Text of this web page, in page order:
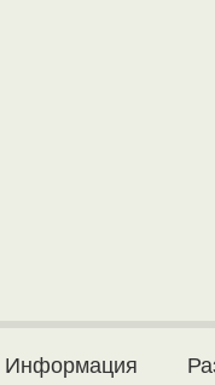
Информация